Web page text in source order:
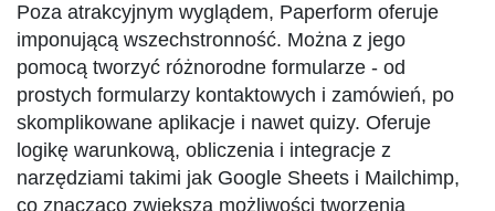
Poza atrakcyjnym wyglądem, Paperform oferuje
imponującą wszechstronność. Można z jego
pomocą tworzyć różnorodne formularze - od
prostych formularzy kontaktowych i zamówień, po
skomplikowane aplikacje i nawet quizy. Oferuje
logikę warunkową, obliczenia i integracje z
narzędziami takimi jak Google Sheets i Mailchimp,
co znacząco zwiększa możliwości tworzenia